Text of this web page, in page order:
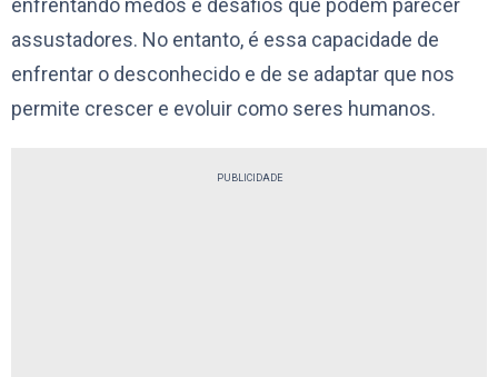
enfrentando medos e desafios que podem parecer
assustadores. No entanto, é essa capacidade de
enfrentar o desconhecido e de se adaptar que nos
permite crescer e evoluir como seres humanos.
PUBLICIDADE